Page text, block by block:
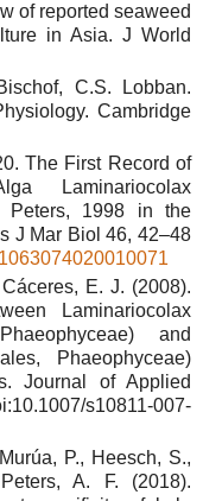
of reported seaweed
in Asia. J World
C.S. Lobban.
Cambridge
The First Record of
Laminariocolax
Peters, 1998 in the
J Mar Biol 46, 42–48
E. J. (2008).
Laminariocolax
and
Phaeophyceae)
Journal of Applied
s10811-007-
P., Heesch, S.,
A. F. (2018).